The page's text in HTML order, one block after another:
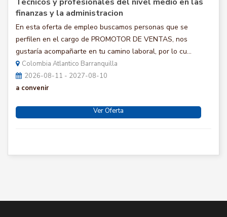
finanzas y la administracion
En esta oferta de empleo buscamos personas que se
perfilen en el cargo de PROMOTOR DE VENTAS, nos
gustaría acompañarte en tu camino laboral, por lo cu...
Colombia Atlantico Barranquilla
2026-08-11 - 2027-08-10
a convenir
Ver Oferta